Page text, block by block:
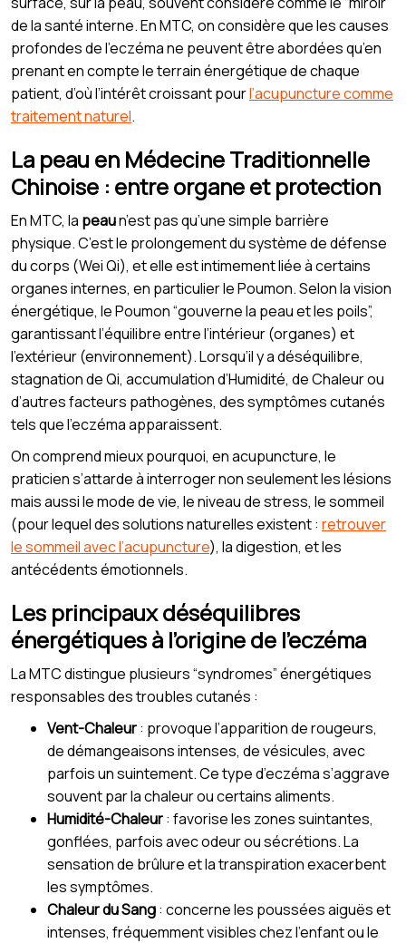
de la santé interne. En MTC, on considère que les causes
profondes de l’eczéma ne peuvent être abordées qu’en
prenant en compte le terrain énergétique de chaque
patient, d’où l’intérêt croissant pourl’acupuncture comme
traitement naturel.
La peau en Médecine Traditionnelle
Chinoise : entre organe et protection
En MTC, la peaun’est pas qu’une simple barrière
physique. C’est le prolongement du système de défense
du corps (Wei Qi), et elle est intimement liée à certains
organes internes, en particulier le Poumon. Selon la vision
énergétique, le Poumon “gouverne la peau et les poils”,
garantissant l’équilibre entre l’intérieur (organes) et
l’extérieur (environnement). Lorsqu’il y a déséquilibre,
stagnation de Qi, accumulation d’Humidité, de Chaleur ou
d’autres facteurs pathogènes, des symptômes cutanés
tels que l’eczéma apparaissent.
On comprend mieux pourquoi, en acupuncture, le
praticien s’attarde à interroger non seulement les lésions
mais aussi le mode de vie, le niveau de stress, le sommeil
(pour lequel des solutions naturelles existent : retrouver
le sommeil avec l’acupuncture), la digestion, et les
antécédents émotionnels.
Les principaux déséquilibres
énergétiques à l’origine de l’eczéma
La MTC distingue plusieurs “syndromes” énergétiques
responsables des troubles cutanés :
Vent-Chaleur: provoque l’apparition de rougeurs,
de démangeaisons intenses, de vésicules, avec
parfois un suintement. Ce type d’eczéma s’aggrave
souvent par la chaleur ou certains aliments.
Humidité-Chaleur: favorise les zones suintantes,
gonflées, parfois avec odeur ou sécrétions. La
sensation de brûlure et la transpiration exacerbent
les symptômes.
Chaleur du Sang: concerne les poussées aiguës et
intenses, fréquemment visibles chez l’enfant ou le